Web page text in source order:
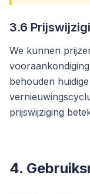
3.6
We kunnen
behouden
prijswijziging
4.